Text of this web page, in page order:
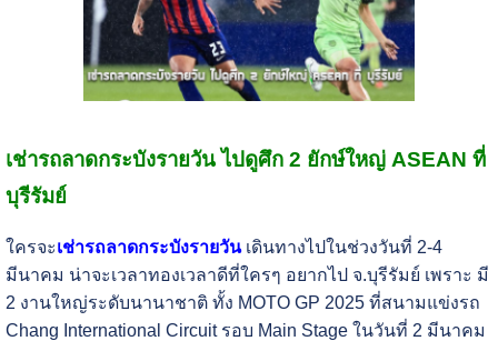
เช่ารถลาดกระบังรายวัน ไปดูศึก 2 ยักษ์ใหญ่ ASEAN ที่
บุรีรัมย์
ใครจะเช่ารถลาดกระบังรายวันเดินทางไปในช่วงวันที่ 2-4
มีนาคม น่าจะเวลาทองเวลาดีที่ใครๆ อยากไป จ.บุรีรัมย์ เพราะ มี
2 งานใหญ่ระดับนานาชาติ ทั้ง MOTO GP 2025 ที่สนามแข่งรถ
Chang International Circuit รอบ Main Stage ในวันที่ 2 มีนาคม